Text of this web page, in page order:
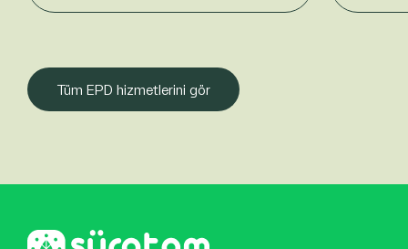
Tüm EPD hizmetlerini gör